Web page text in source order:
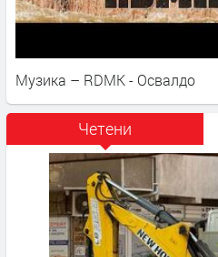
Музика – RDMK - Освалдо
Четени